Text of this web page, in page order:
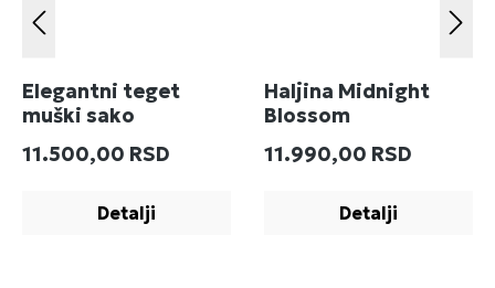
Elegantni teget
muški sako
Redovna cena:
11.500,00 RSD
Detalji
Haljina Midnight
Blossom
Redovna cena:
11.990,00 RSD
Detalji